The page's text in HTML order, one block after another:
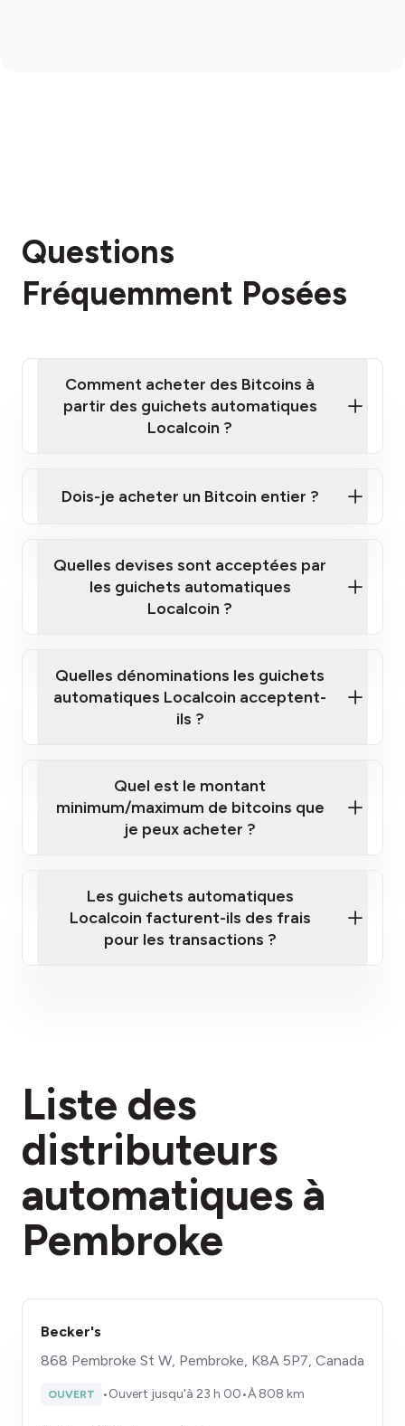
Questions
Fréquemment Posées
Comment acheter des Bitcoins à
partir des guichets automatiques
Localcoin ?
automatiques
guichet automatique Localcoin le plus
Dois-je acheter un Bitcoin entier ?
Quelles devises sont acceptées par
les guichets automatiques
Localcoin ?
Quelles dénominations les guichets
automatiques Localcoin acceptent-
ils ?
Quel est le montant
minimum/maximum de bitcoins que
je peux acheter ?
Les guichets automatiques
Localcoin facturent-ils des frais
pour les transactions ?
section des frais
Liste des
distributeurs
automatiques à
Pembroke
Becker's
868 Pembroke St W, Pembroke, K8A 5P7, Canada
OUVERT •Ouvert jusqu'à 23 h 00•À 808 km